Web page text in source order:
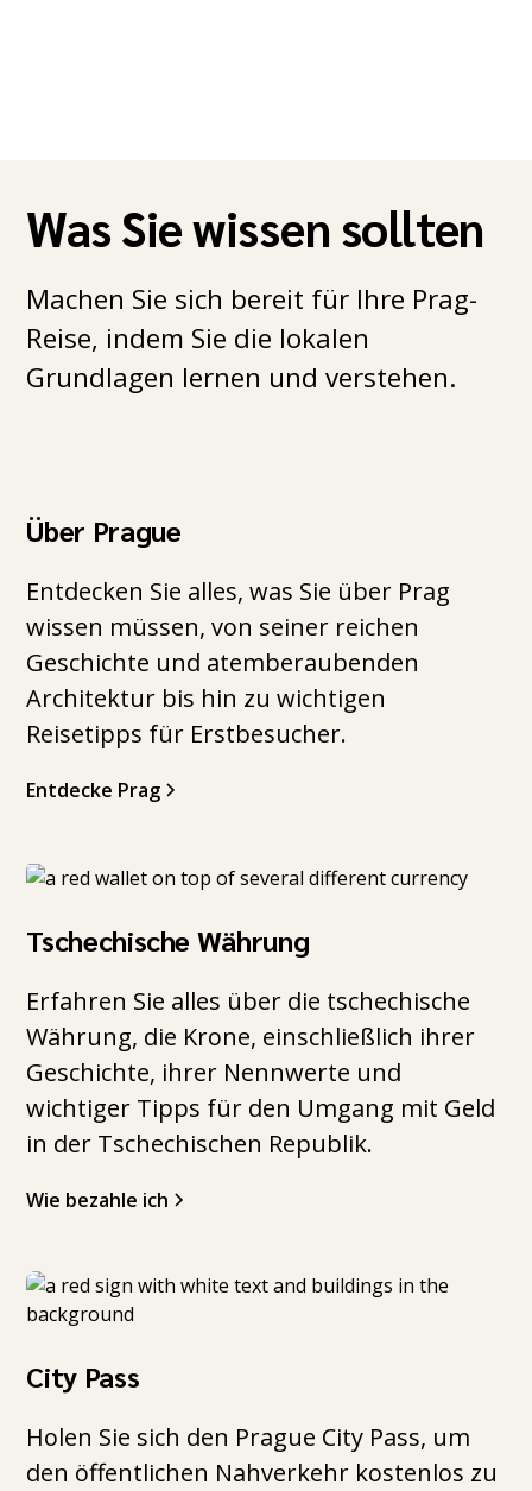
Was Sie wissen sollten
Machen Sie sich bereit für Ihre Prag-
Reise, indem Sie die lokalen
Grundlagen lernen und verstehen.
Über Prague
Entdecken Sie alles, was Sie über Prag
wissen müssen, von seiner reichen
Geschichte und atemberaubenden
Architektur bis hin zu wichtigen
Reisetipps für Erstbesucher.
Entdecke Prag
Tschechische Währung
Erfahren Sie alles über die tschechische
Währung, die Krone, einschließlich ihrer
Geschichte, ihrer Nennwerte und
wichtiger Tipps für den Umgang mit Geld
in der Tschechischen Republik.
Wie bezahle ich
City Pass
Holen Sie sich den Prague City Pass, um
den öffentlichen Nahverkehr kostenlos zu